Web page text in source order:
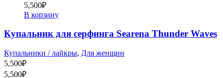
5,500₽
В корзину
Купальник для серфинга Searena Thunder Waves
Купальники / лайкры, Для женщин
5,500₽
5,500₽